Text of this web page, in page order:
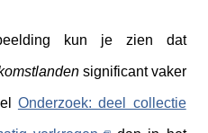
kun je zien dat
significant vaker
Onderzoek: deel collectie